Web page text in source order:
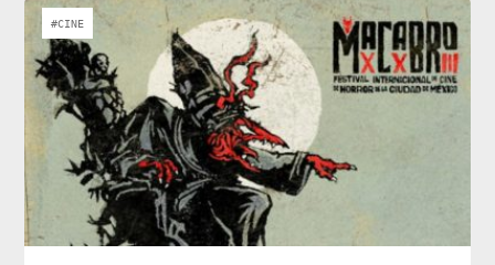
#CINE